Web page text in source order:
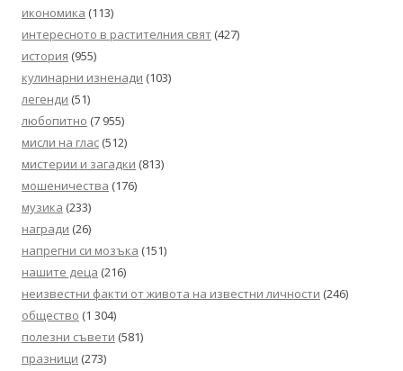
икономика (113)
интересното в растителния свят (427)
история (955)
кулинарни изненади (103)
легенди (51)
любопитно (7 955)
мисли на глас (512)
мистерии и загадки (813)
мошеничества (176)
музика (233)
награди (26)
напрегни си мозъка (151)
нашите деца (216)
неизвестни факти от живота на известни личности (246)
общество (1 304)
полезни съвети (581)
празници (273)